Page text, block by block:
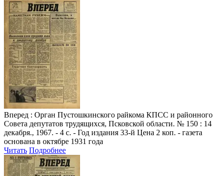
Вперед : Орган Пустошкинского райкома КПСС и районного
Совета депутатов трудящихся, Псковской области. № 150 : 14
декабря., 1967. - 4 с. - Год издания 33-й Цена 2 коп. - газета
основана в октябре 1931 года
Читать Подробнее